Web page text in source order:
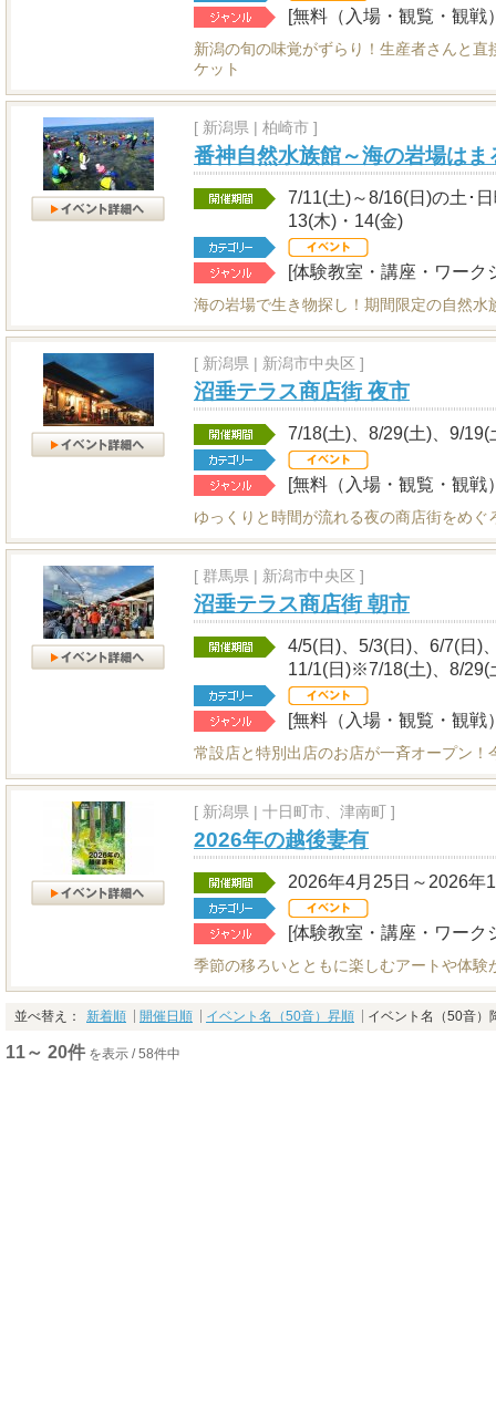
[無料（入場・観覧・観戦
新潟の旬の味覚がずらり！生産者さんと
ケット
[ 新潟県 | 柏崎市 ]
番神自然水族館～海の岩場はま
7/11(土)～8/16(日)の土･
13(木)・14(金)
[体験教室・講座・ワーク
海の岩場で生き物探し！期間限定の自然水
[ 新潟県 | 新潟市中央区 ]
沼垂テラス商店街 夜市
7/18(土)、8/29(土)、9/19(
[無料（入場・観覧・観戦
ゆっくりと時間が流れる夜の商店街をめぐ
[ 群馬県 | 新潟市中央区 ]
沼垂テラス商店街 朝市
4/5(日)、5/3(日)、6/7(日)
11/1(日)※7/18(土)、8/29(
[無料（入場・観覧・観戦
常設店と特別出店のお店が一斉オープン！
[ 新潟県 | 十日町市、津南町 ]
2026年の越後妻有
2026年4月25日～2026年
[体験教室・講座・ワーク
季節の移ろいとともに楽しむアートや体験
並べ替え： 新着順 開催日順 イベント名（50音）昇順 イベント名（50音）
11～ 20件 を表示 / 58件中